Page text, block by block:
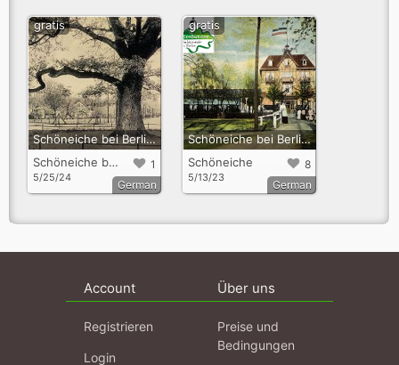
Schöneiche bei Berlin - Goethepark
1
Schöneiche bei Berlin
5/25/24
gratis
German
Schöneiche bei Berlin, Ortsteil Fichtenau
8
Schöneiche
5/13/23
gratis
German
Account
Registrieren
Login
Über uns
Preise und
Bedingungen